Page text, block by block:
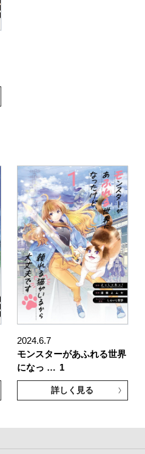
2024.6.7
モンスターがあふれる世界
になっ … 1
詳しく見る